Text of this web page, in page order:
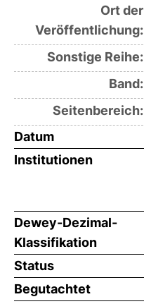
Ort der
Veröffentlichung:
Sonstige Reihe:
Band:
Seitenbereich:
Datum
Institutionen
Dewey-Dezimal-
Klassifikation
Status
Begutachtet